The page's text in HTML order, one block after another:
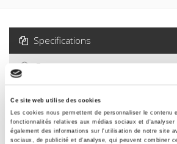
Ce site web utilise des cookies
Les cookies nous permettent de personnaliser le contenu
fonctionnalités relatives aux médias sociaux et
également des informations sur l'utilisation de notre site
sociaux, de publicité et d'analyse, qui peuvent combiner
Specifications
Formats
Specifications